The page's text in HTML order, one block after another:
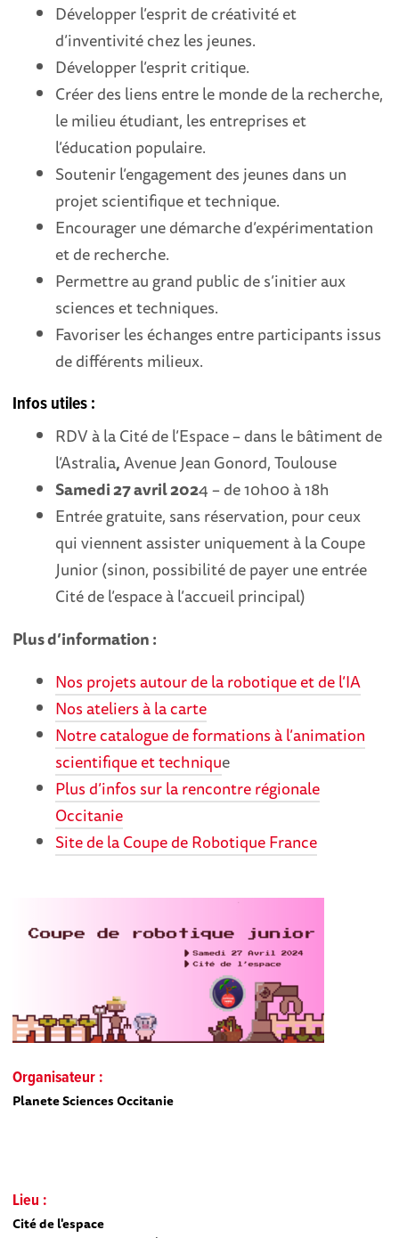
Développer l’esprit de créativité et
d’inventivité chez les jeunes.
Développer l’esprit critique.
Créer des liens entre le monde de la recherche,
le milieu étudiant, les entreprises et
l’éducation populaire.
Soutenir l’engagement des jeunes dans un
projet scientifique et technique.
Encourager une démarche d’expérimentation
et de recherche.
Permettre au grand public de s’initier aux
sciences et techniques.
Favoriser les échanges entre participants issus
de différents milieux.
Infos utiles :
RDV à la Cité de l’Espace – dans le bâtiment de
l’Astralia,Avenue Jean Gonord, Toulouse
Samedi 27 avril 2024 – de 10h00 à 18h
Entrée gratuite, sans réservation, pour ceux
qui viennent assister uniquement à la Coupe
Junior (sinon, possibilité de payer une entrée
Cité de l’espace à l’accueil principal)
Plus d’information :
Nos projets autour de la robotique et de l’IA
Nos ateliers à la carte
Notre catalogue de formations à l’animation
scientifique et technique
Plus d’infos sur la rencontre régionale
Occitanie
Site de la Coupe de Robotique France
Organisateur :
Planete Sciences Occitanie
Lieu :
Cité de l'espace